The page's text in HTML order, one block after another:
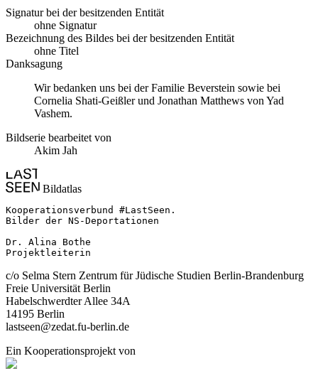
Signatur bei der besitzenden Entität
ohne Signatur
Bezeichnung des Bildes bei der besitzenden Entität
ohne Titel
Danksagung
Wir bedanken uns bei der Familie Beverstein sowie bei
Cornelia Shati-Geißler und Jonathan Matthews von Yad
Vashem.
Bildserie bearbeitet von
Akim Jah
Bildatlas
Kooperationsverbund #LastSeen.
Bilder der NS-Deportationen
Dr. Alina Bothe
Projektleiterin
c/o Selma Stern Zentrum für Jüdische Studien Berlin-Brandenburg
Freie Universität Berlin
Habelschwerdter Allee 34A
14195 Berlin
lastseen@zedat.fu-berlin.de
Ein Kooperationsprojekt von